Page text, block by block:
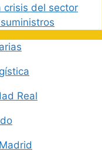
crisis del sector
Real